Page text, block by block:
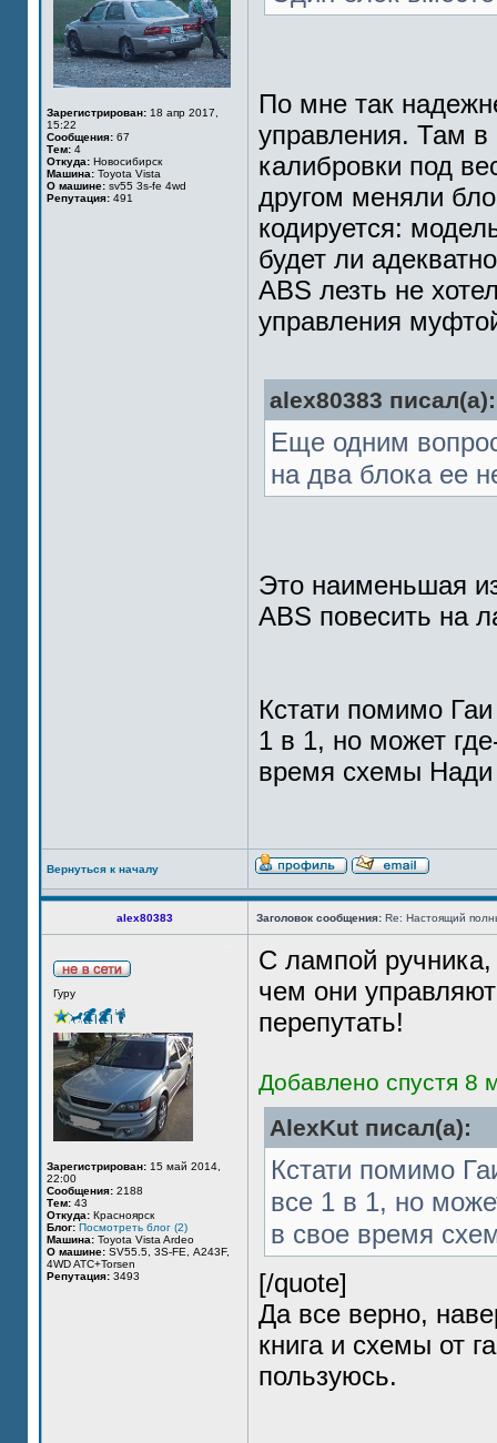
Зарегистрирован: 18 апр 2017,
15:22
Сообщения: 67
Тем: 4
Откуда: Новосибирск
Машина: Toyota Vista
О машине: sv55 3s-fe 4wd
Репутация: 491
По мне так
управления. Там
калибровки под
другом меняли
кодируется:
будет ли
ABS лезть не
управления
alex80383 писал(а):
Еще одним
на два блока ее
Это наименьшая
ABS повесить на
Кстати помимо
1 в 1, но может
время схемы Нади
Вернуться к началу
alex80383 Заголовок сообщения: Re: Настоящий
Гуру
Зарегистрирован: 15 май 2014,
22:00
Сообщения: 2188
Тем: 43
Откуда: Красноярск
Блог: Посмотреть блог (2)
Машина: Toyota Vista Ardeo
О машине: SV55.5, 3S-FE, А243F,
4WD ATC+Torsen
Репутация: 3493
С лампой
чем они
перепутать!
Добавлено спустя 8
AlexKut писал(а):
Кстати помимо
все 1 в 1, но
в свое время
[/quote]
Да все верно,
книга и схемы от
пользуюсь.